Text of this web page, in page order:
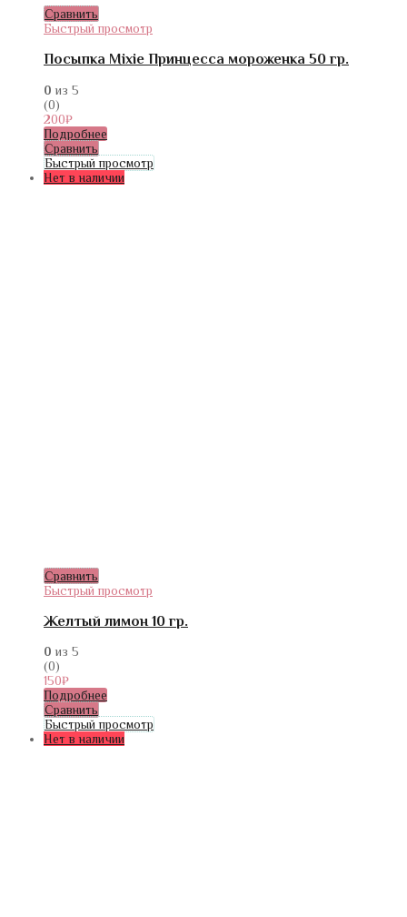
Сравнить
Быстрый просмотр
Посыпка Mixie Принцесса мороженка 50 гр.
0 из 5
(0)
200₽
Подробнее
Сравнить
Быстрый просмотр
Нет в наличии
Сравнить
Быстрый просмотр
Желтый лимон 10 гр.
0 из 5
(0)
150₽
Подробнее
Сравнить
Быстрый просмотр
Нет в наличии